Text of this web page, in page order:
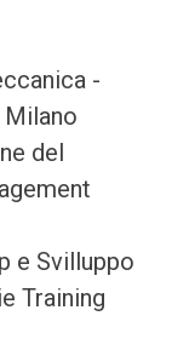
-
del
e Svilluppo
Training